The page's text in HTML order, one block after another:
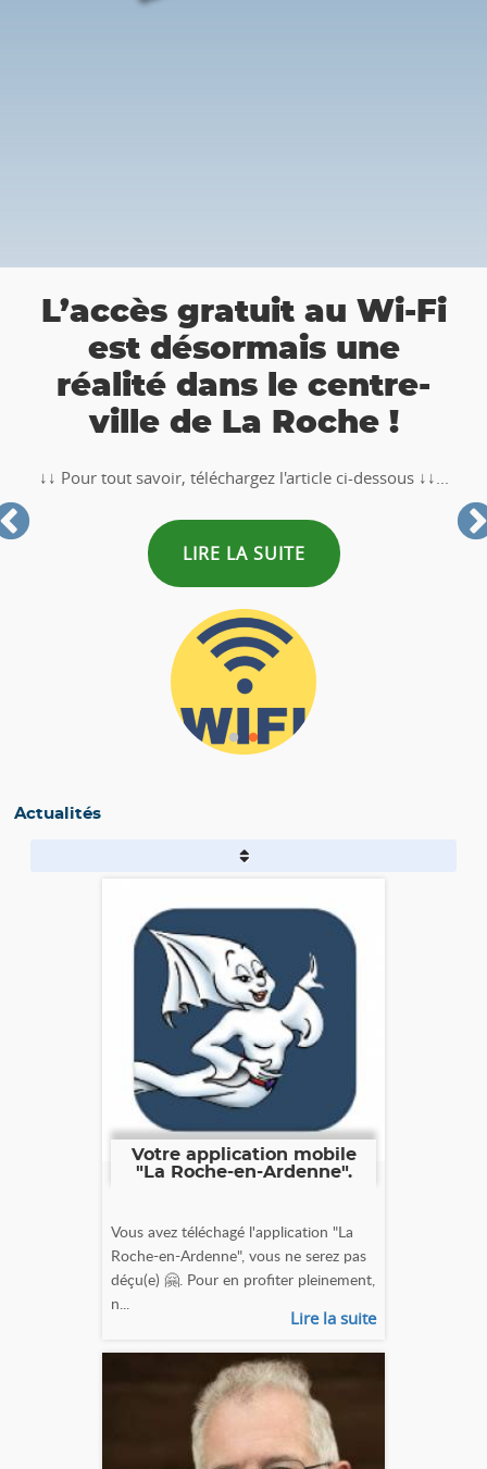
au Wi-Fi
une
le centre-
La Roche !
l'article ci-dessous ↓↓...
👉 Balade
Roche :
chasse au
🥾🚶‍♂️‍➡️ ‼ Partez à la
Ardenne
Actualités
Votre application mobile
"La Roche-en-Ardenne".
Vous avez téléchagé l'application "La
Roche-en-Ardenne", vous ne serez pas
déçu(e) 🤗. Pour en profiter pleinement,
n...
Lire la suite